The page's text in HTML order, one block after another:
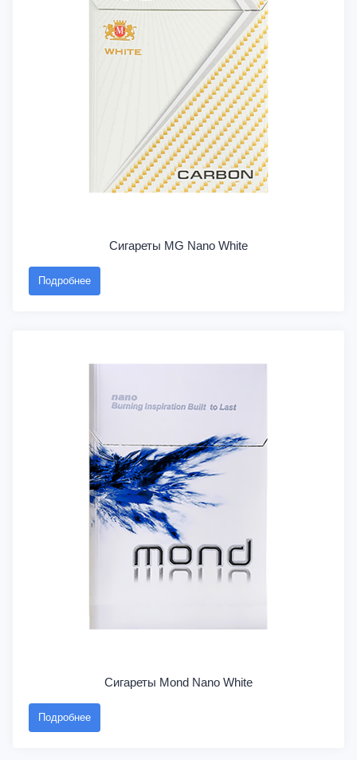
Сигареты MG Nano White
Подробнее
Сигареты Mond Nano White
Подробнее